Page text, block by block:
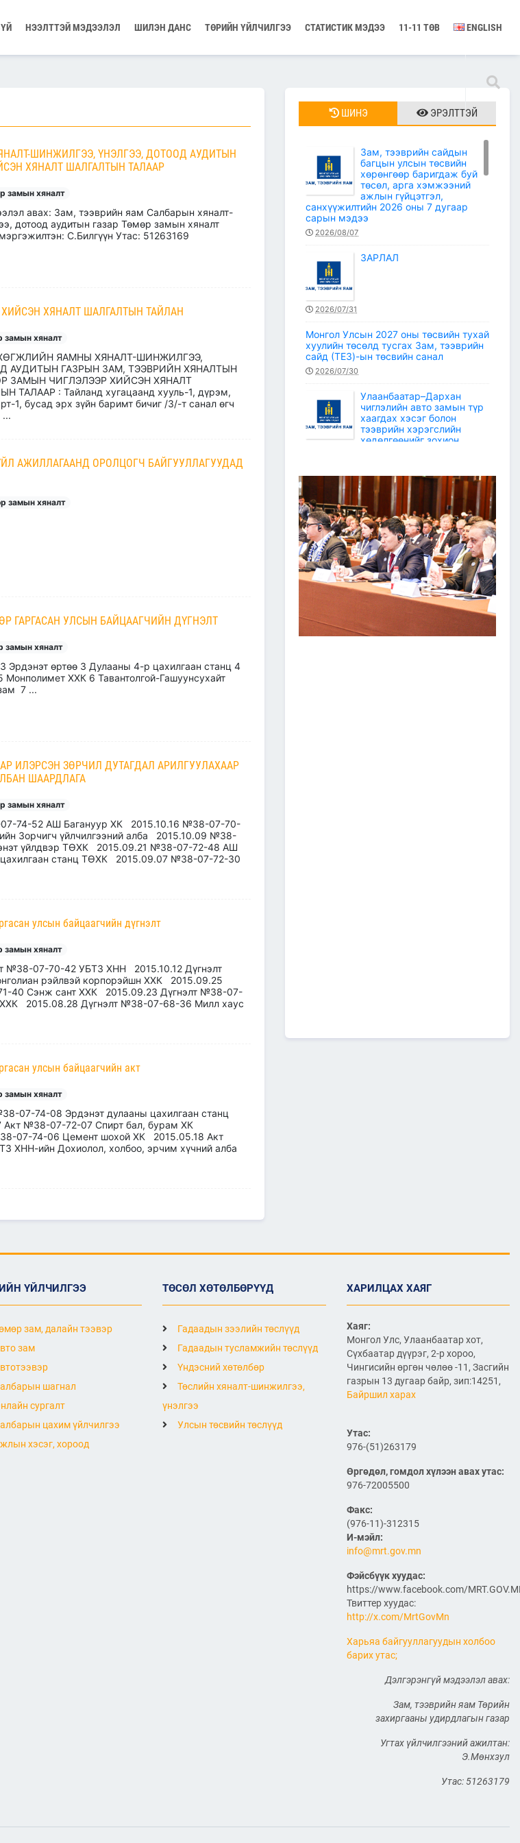
НЭЭЛТТЭЙ МЭДЭЭЛЭЛ ШИЛЭН ДАНС ТӨРИЙН ҮЙЛЧИЛГЭЭ СТАТИСТИК МЭДЭЭ 11-11 ТӨВ ENGLISH
ШИНЖИЛГЭЭ, ҮНЭЛГЭЭ, ДОТООД АУДИТЫН
ХЯНАЛТ ШАЛГАЛТЫН ТАЛААР
замын хяналт
авах: Зам, тээврийн яам Салбарын хяналт-
дотоод аудитын газар Төмөр замын хяналт
С.Билгүүн Утас: 51263169
ХЯНАЛТ ШАЛГАЛТЫН ТАЙЛАН
замын хяналт
ЯАМНЫ ХЯНАЛТ-ШИНЖИЛГЭЭ,
АУДИТЫН ГАЗРЫН ЗАМ, ТЭЭВРИЙН ХЯНАЛТЫН
ЗАМЫН ЧИГЛЭЛЭЭР ХИЙСЭН ХЯНАЛТ
ТАЛААР : Тайланд хугацаанд хууль-1, дүрэм,
1, бусад эрх зүйн баримт бичиг /3/-т санал өгч
...
АЖИЛЛАГААНД ОРОЛЦОГЧ БАЙГУУЛЛАГУУДАД
замын хяналт
ГАРГАСАН УЛСЫН БАЙЦААГЧИЙН ДҮГНЭЛТ
замын хяналт
Эрдэнэт өртөө 3 Дулааны 4-р цахилгаан станц 4
Монполимет ХХК 6 Тавантолгой-Гашуунсухайт
7 ...
ИЛЭРСЭН ЗӨРЧИЛ ДУТАГДАЛ АРИЛГУУЛАХААР
ШААРДЛАГА
замын хяналт
74-52 АШ Багануур ХК 2015.10.16 №38-07-70-
Зорчигч үйлчилгээний алба 2015.10.09 №38-
үйлдвэр ТӨХК 2015.09.21 №38-07-72-48 АШ
цахилгаан станц ТӨХК 2015.09.07 №38-07-72-30
улсын байцаагчийн дүгнэлт
замын хяналт
№38-07-70-42 УБТЗ ХНН 2015.10.12 Дүгнэлт
рэйлвэй корпорэйшн ХХК 2015.09.25
40 Сэнж сант ХХК 2015.09.23 Дүгнэлт №38-07-
2015.08.28 Дүгнэлт №38-07-68-36 Милл хаус
улсын байцаагчийн акт
замын хяналт
07-74-08 Эрдэнэт дулааны цахилгаан станц
№38-07-72-07 Спирт бал, бурам ХК
07-74-06 Цемент шохой ХК 2015.05.18 Акт
ХНН-ийн Дохиолол, холбоо, эрчим хүчний алба
ШИНЭ ЭРЭЛТТЭЙ
Зам, тээврийн сайдын
багцын улсын төсвийн
хөрөнгөөр баригдаж буй
төсөл, арга хэмжээний
ажлын гүйцэтгэл,
санхүүжилтийн 2026 оны 7 дугаар
сарын мэдээ
2026/08/07
ЗАРЛАЛ
2026/07/31
Монгол Улсын 2027 оны төсвийн тухай
хуулийн төсөлд тусгах Зам, тээврийн
сайд (ТЕЗ)-ын төсвийн санал
2026/07/30
Улаанбаатар–Дархан
чиглэлийн авто замын түр
хаагдах хэсэг болон
тээврийн хэрэгслийн
хөдөлгөөнийг зохион
Зам, тээврийн салбарын статистикийн
мэдээ /2026 оны 6 дугаар сар/
2026/07/20
Зам, тээврийн сайдын багцын улсын
төсвийн хөрөнгөөр баригдаж буй
төсөл, арга хэмжээний ажлын
гүйцэтгэл, санхүүжилтийн 2026 оны 6
дугаар сарын мэдээ
ЗАМ, ТЭЭВРИЙН САЛБАР
2026 ОНЫ ЭХНИЙ ХАГАС
"МИАТ" ТӨХК-ийн 70
хэвлэгдлээ
2026/07/06
Монгол Улсын агаарын
тээврийн салбарын
хөгжлийн ирээдүйн чиг
хандлагыг хамтдаа
тодорхойлж байна
2026/07/06
хүлээн авч уулзлаа
2026/06/29 1
УЛСЫН ЭЛЧИН САЙДТАЙ
НИСЭХ БУУДЛЫН
ӨРГӨТГӨЛИЙН ТӨСЛИЙН
ТАЛААР САНАЛ СОЛИЛЦЛОО
Канад Улстай Агаарын
харилцааны хэлэлцээрийг
байгуулна
2026/06/29
ТӨРИЙН ЖИНХЭНЭ АЛБАН
ХААГЧИЙГ ШИЛЖҮҮЛЭН
БОЛОН СЭЛГЭН
САЙД Б.ДЭЛГЭРСАЙХАН
АВТОЗАМЫН АЮУЛГҮЙ
БАЙДАЛ, ТҮЛШНИЙ НӨӨЦ
БАЙГУУЛАЛТЫН АЖЛЫГ
ҮЙЛЧИЛГЭЭ
зам, далайн тээвэр
зам
шагнал
сургалт
цахим үйлчилгээ
хэсэг, хороод
ТӨСӨЛ ХӨТӨЛБӨРҮҮД
Гадаадын зээлийн төслүүд
Гадаадын тусламжийн төслүүд
Үндэсний хөтөлбөр
Төслийн хяналт-шинжилгээ,
үнэлгээ
Улсын төсвийн төслүүд
ХАРИЛЦАХ ХАЯГ
Хаяг:
Монгол Улс, Улаанбаатар хот,
Сүхбаатар дүүрэг, 2-р хороо,
Чингисийн өргөн чөлөө -11, Засгийн
газрын 13 дугаар байр, зип:14251,
Байршил харах
Утас:
976-(51)263179
Өргөдөл, гомдол хүлээн авах утас:
976-72005500
Факс:
(976-11)-312315
И-мэйл:
info@mrt.gov.mn
Фэйсбүүк хуудас:
https://www.facebook.com/
Твиттер хуудас:
http://x.com/MrtGovMn
Харьяа байгууллагуудын холбоо
барих утас;
Дэлгэрэнгүй мэдээлэл авах:
Зам, тээврийн яам Төрийн
захиргааны удирдлагын газар
Угтах үйлчилгээний ажилтан:
Э.Мөнхзул
Утас: 51263179